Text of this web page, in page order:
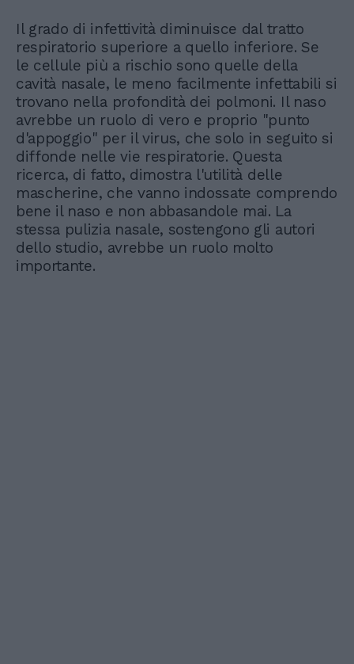
Il grado di infettività diminuisce dal tratto
respiratorio superiore a quello inferiore. Se
le cellule più a rischio sono quelle della
cavità nasale, le meno facilmente infettabili si
trovano nella profondità dei polmoni. Il naso
avrebbe un ruolo di vero e proprio "punto
d'appoggio" per il virus, che solo in seguito si
diffonde nelle vie respiratorie. Questa
ricerca, di fatto, dimostra l'utilità delle
mascherine, che vanno indossate comprendo
bene il naso e non abbasandole mai. La
stessa pulizia nasale, sostengono gli autori
dello studio, avrebbe un ruolo molto
importante.